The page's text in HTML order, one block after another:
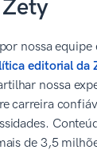
Zety
nossa
editorial da
nossa
carreira
de 3,5